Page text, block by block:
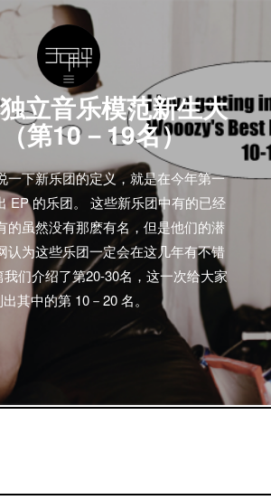
立音乐模范新生大
第10－19名）
一下新乐团的定义，就是在今年第一
EP 的乐团。 这些新乐团中有的已经
的虽然没有那麽有名，但是他们的潜
认为这些乐团一定会在这几年有不错
们介绍了第20-30名，这一次给大家
其中的第 10－20 名。